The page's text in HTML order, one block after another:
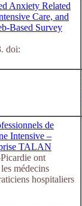
Anxiety Related
Care, and
Based Survey
doi:
de
Intensive –
TALAN
ont
médecins
hospitaliers